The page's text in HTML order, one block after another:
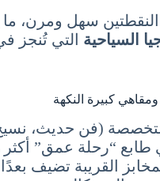
النقطتين سهل ومرن،
السياحية التي تُنجز
كبيرة النكهة
(فن حديث،
طابع “رحلة عمق”
القريبة تضيف